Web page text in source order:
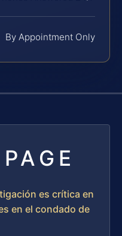
By Appointment Only
es crítica en
en el condado de